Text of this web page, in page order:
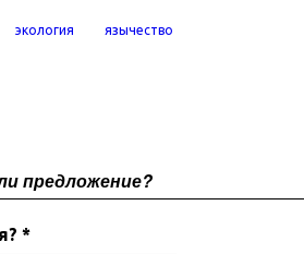
экология язычество
предложение?
*